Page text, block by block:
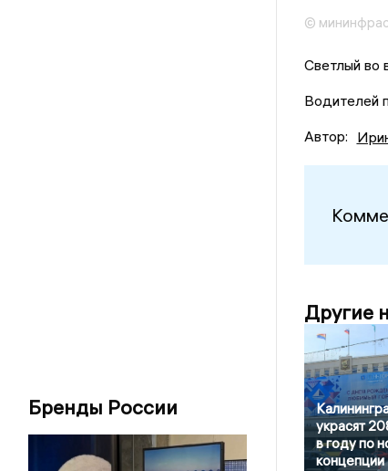
Бренды России
©
Светлый во
Водителей
Автор:
Другие
украсят
в году по
концепции